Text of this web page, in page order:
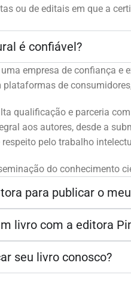
ou de editais em que a
é confiável?
empresa de confiança
plataformas de
qualificação e parceria
aos autores, desde a
pelo trabalho
do conhecimento
para publicar o
livro com a editora
seu livro conosco?